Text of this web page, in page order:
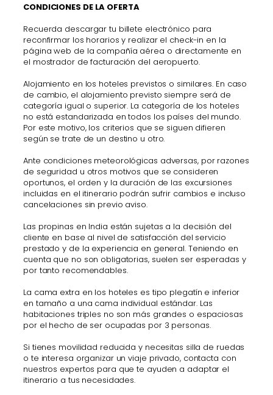
CONDICIONES DE LA OFERTA
Recuerda descargar tu billete electrónico para
reconfirmar los horarios y realizar el check-in en la
página web de la compañía aérea o directamente en
el mostrador de facturación del aeropuerto.
Alojamiento en los hoteles previstos o similares. En caso
de cambio, el alojamiento previsto siempre será de
categoría igual o superior. La categoría de los hoteles
no está estandarizada en todos los países del mundo.
Por este motivo, los criterios que se siguen difieren
según se trate de un destino u otro.
Ante condiciones meteorológicas adversas, por razones
de seguridad u otros motivos que se consideren
oportunos, el orden y la duración de las excursiones
incluidas en el itinerario podrán sufrir cambios e incluso
cancelaciones sin previo aviso.
Las propinas en India están sujetas a la decisión del
cliente en base al nivel de satisfacción del servicio
prestado y de la experiencia en general. Teniendo en
cuenta que no son obligatorias, suelen ser esperadas y
por tanto recomendables.
La cama extra en los hoteles es tipo plegatín e inferior
en tamaño a una cama individual estándar. Las
habitaciones triples no son más grandes o espaciosas
por el hecho de ser ocupadas por 3 personas.
Si tienes movilidad reducida y necesitas silla de ruedas
o te interesa organizar un viaje privado, contacta con
nuestros expertos para que te ayuden a adaptar el
itinerario a tus necesidades.